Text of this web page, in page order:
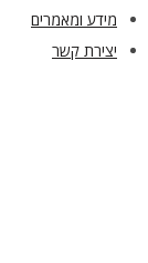
מידע ומאמרים
יצירת קשר